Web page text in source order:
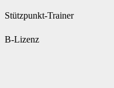
Stützpunkt-Trainer
B-Lizenz